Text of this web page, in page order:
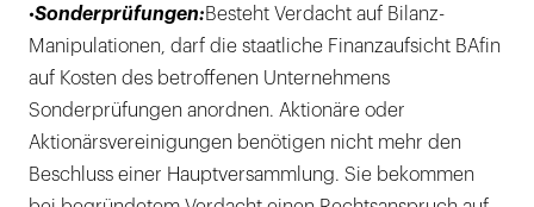
•Sonderprüfungen:Besteht Verdacht auf Bilanz-
Manipulationen, darf die staatliche Finanzaufsicht BAfin
auf Kosten des betroffenen Unternehmens
Sonderprüfungen anordnen. Aktionäre oder
Aktionärsvereinigungen benötigen nicht mehr den
Beschluss einer Hauptversammlung. Sie bekommen